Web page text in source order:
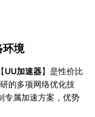
环境
UU加速器】是性价比
的多项网络优化技
专属加速方案，优势